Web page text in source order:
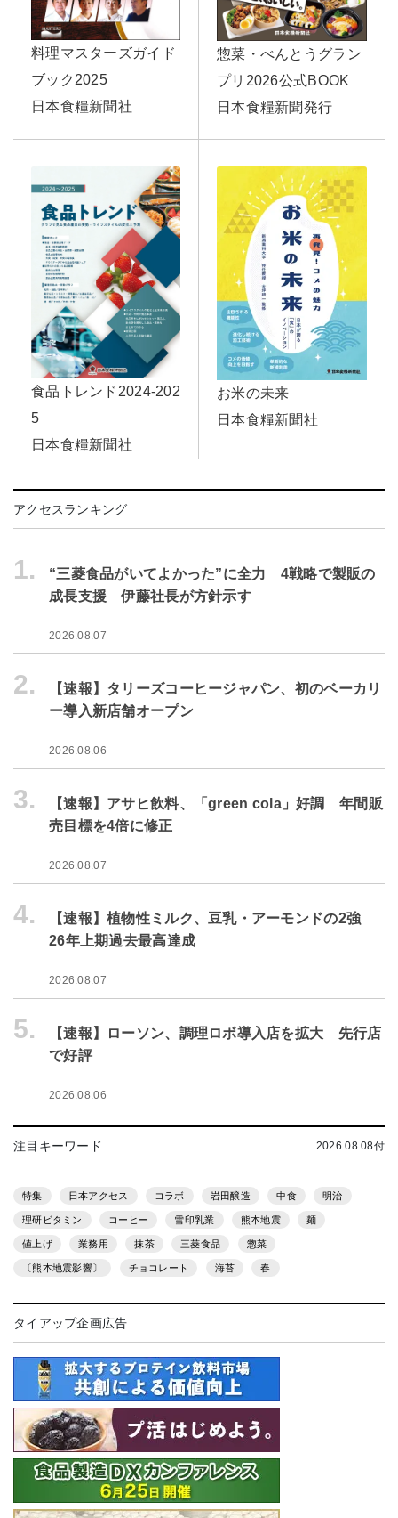
料理マスターズガイド
ブック2025
日本食糧新聞社
惣菜・べんとうグラン
プリ2026公式BOOK
日本食糧新聞発行
食品トレンド2024-202
5
日本食糧新聞社
お米の未来
日本食糧新聞社
アクセスランキング
1.
“三菱食品がいてよかった”に全力 4戦略で製販の
成長支援 伊藤社長が方針示す
2026.08.07
2.
【速報】タリーズコーヒージャパン、初のベーカリ
ー導入新店舗オープン
2026.08.06
3.
【速報】アサヒ飲料、「green cola」好調 年間販
売目標を4倍に修正
2026.08.07
4.
【速報】植物性ミルク、豆乳・アーモンドの2強
26年上期過去最高達成
2026.08.07
5.
【速報】ローソン、調理ロボ導入店を拡大 先行店
で好評
2026.08.06
注目キーワード 2026.08.08付
特集 日本アクセス コラボ 岩田醸造 中食 明治
理研ビタミン コーヒー 雪印乳業 熊本地震 麺
値上げ 業務用 抹茶 三菱食品 惣菜
〔熊本地震影響〕 チョコレート 海苔 春
タイアップ企画広告